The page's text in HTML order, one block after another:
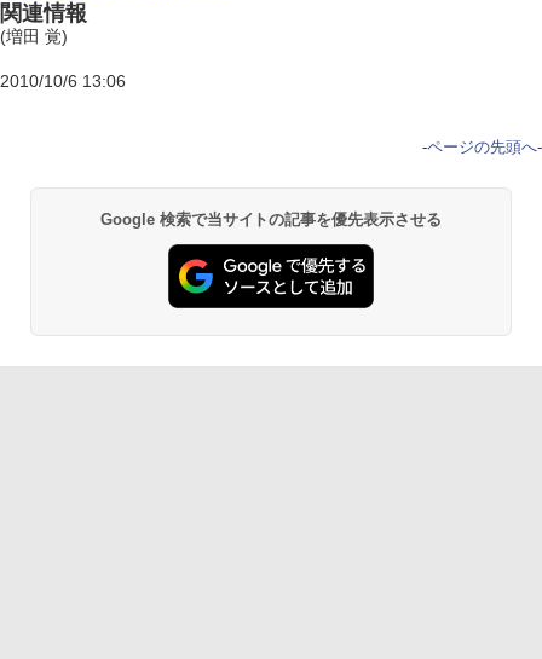
関連情報
(増田 覚)
2010/10/6 13:06
-ページの先頭へ-
Google 検索で当サイトの記事を優先表示させる